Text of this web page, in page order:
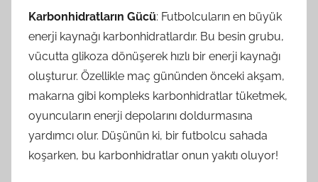
Karbonhidratların Gücü: Futbolcuların en büyük
enerji kaynağı karbonhidratlardır. Bu besin grubu,
vücutta glikoza dönüşerek hızlı bir enerji kaynağı
oluşturur. Özellikle maç gününden önceki akşam,
makarna gibi kompleks karbonhidratlar tüketmek,
oyuncuların enerji depolarını doldurmasına
yardımcı olur. Düşünün ki, bir futbolcu sahada
koşarken, bu karbonhidratlar onun yakıtı oluyor!